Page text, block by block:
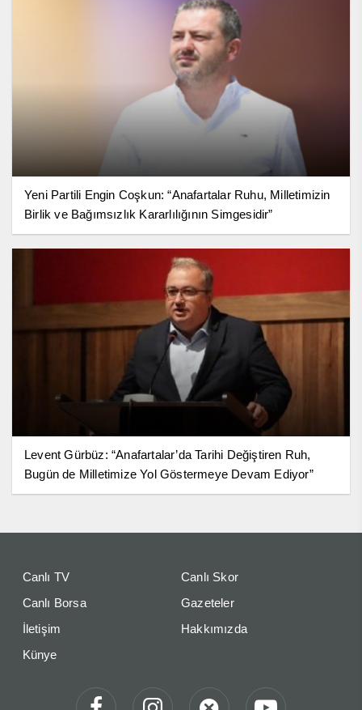
Yeni Partili Engin Coşkun: “Anafartalar Ruhu, Milletimizin
Birlik ve Bağımsızlık Kararlılığının Simgesidir”
Levent Gürbüz: “Anafartalar’da Tarihi Değiştiren Ruh,
Bugün de Milletimize Yol Göstermeye Devam Ediyor”
Canlı TV
Canlı Skor
Canlı Borsa
Gazeteler
İletişim
Hakkımızda
Künye